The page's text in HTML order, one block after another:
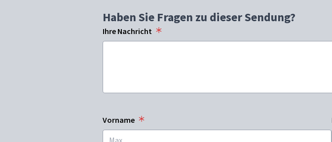
Haben Sie Fragen zu dieser Sendung?
Ihre Nachricht
Vorname